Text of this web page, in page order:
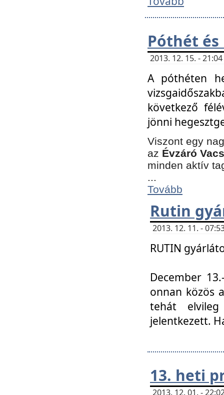
Póthét és
2013. 12. 15. -
A póthéten
következő
jönni
Viszont egy
az Évzáró
minden aktív
...
Tovább
Rutin
2013. 12. 11. -
RUTIN
December
onnan közös
tehát
jelentkezett.
13. heti
2013. 12. 01. -